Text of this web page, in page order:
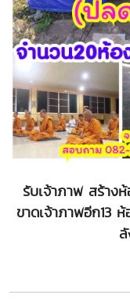
รับเจ้าภาพ สร้า
ขาดเจ้าภาพอีก13